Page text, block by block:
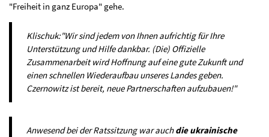
"Freiheit in ganz Europa" gehe.
Klischuk:"Wir sind jedem von Ihnen aufrichtig für Ihre
Unterstützung und Hilfe dankbar. (Die) Offizielle
Zusammenarbeit wird Hoffnung auf eine gute Zukunft und
einen schnellen Wiederaufbau unseres Landes geben.
Czernowitz ist bereit, neue Partnerschaften aufzubauen!"
Anwesend bei der Ratssitzung war auchdie ukrainische